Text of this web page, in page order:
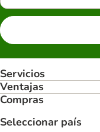
Servicios
Ventajas
Compras
Seleccionar país